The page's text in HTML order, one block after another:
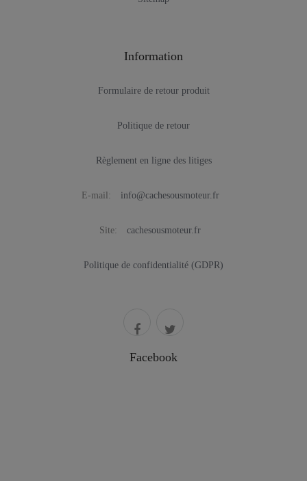
Information
Formulaire de retour produit
Politique de retour
Règlement en ligne des litiges
E-mail: info@cachesousmoteur.fr
Site: cachesousmoteur.fr
Politique de confidentialité (GDPR)
Facebook